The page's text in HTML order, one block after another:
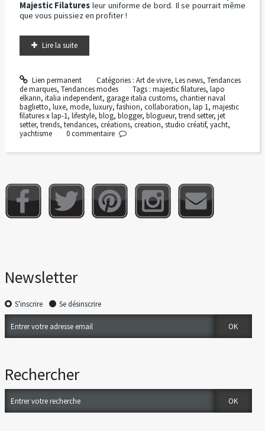
Majestic Filatures leur uniforme de bord. Il se pourrait même
que vous puissiez en profiter !
Lire la suite
Lien permanent Catégories : Art de vivre, Les news, Tendances
de marques, Tendances modes Tags :majestic filatures,lapo
elkann, italia independent, garage italia customs, chantier naval
baglietto, luxe, mode, luxury, fashion, collaboration, lap 1, majestic
filatures x lap-1, lifestyle, blog, blogger, blogueur, trend setter, jet
setter, trends, tendances, créations, creation, studio créatif, yacht,
yachtisme
0commentaire
Newsletter
S'inscrire Se désinscrire
Rechercher